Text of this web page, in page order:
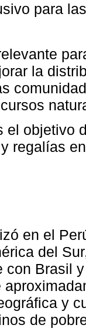
para
la
el objetivo
regalías
en el
del
con Brasil
y
de